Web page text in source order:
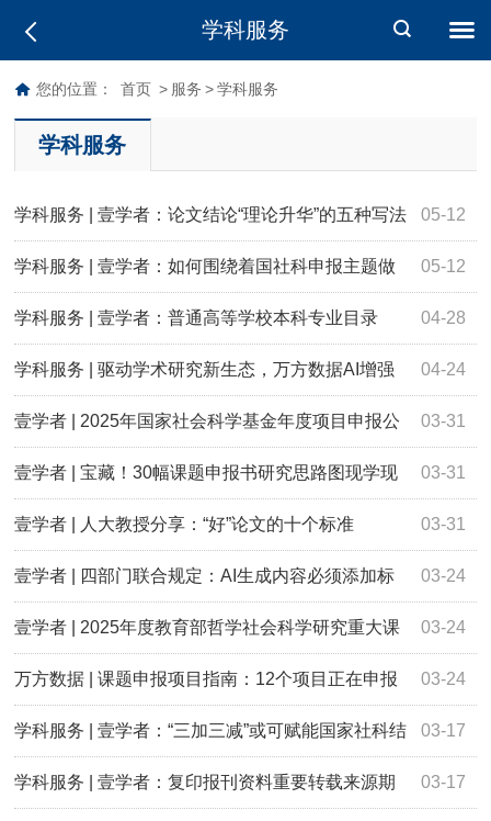
学科服务
您的位置： 首页 > 服务 > 学科服务
学科服务
05-12
学科服务 | 壹学者：论文结论“理论升华”的五种写法
05-12
学科服务 | 壹学者：如何围绕着国社科申报主题做
科研？ 04-28
学科服务 | 壹学者：普通高等学校本科专业目录
（2025年）来了 04-24
学科服务 | 驱动学术研究新生态，万方数据AI增强
检索功能全新上线！ 03-31
壹学者 | 2025年国家社会科学基金年度项目申报公
告 03-31
壹学者 | 宝藏！30幅课题申报书研究思路图现学现
用 03-31
壹学者 | 人大教授分享：“好”论文的十个标准
03-24
壹学者 | 四部门联合规定：AI生成内容必须添加标
识！ 03-24
壹学者 | 2025年度教育部哲学社会科学研究重大课
题攻关项目选题征集 03-24
万方数据 | 课题申报项目指南：12个项目正在申报
中 03-17
学科服务 | 壹学者：“三加三减”或可赋能国家社科结
项优秀 03-17
学科服务 | 壹学者：复印报刊资料重要转载来源期